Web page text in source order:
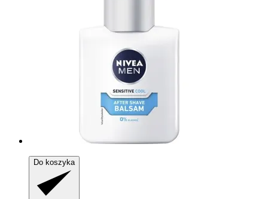
Do koszyka